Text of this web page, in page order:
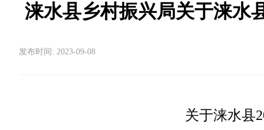
涞水县乡村振兴局关于涞水
发布时间: 2023-09-08
关于涞水县